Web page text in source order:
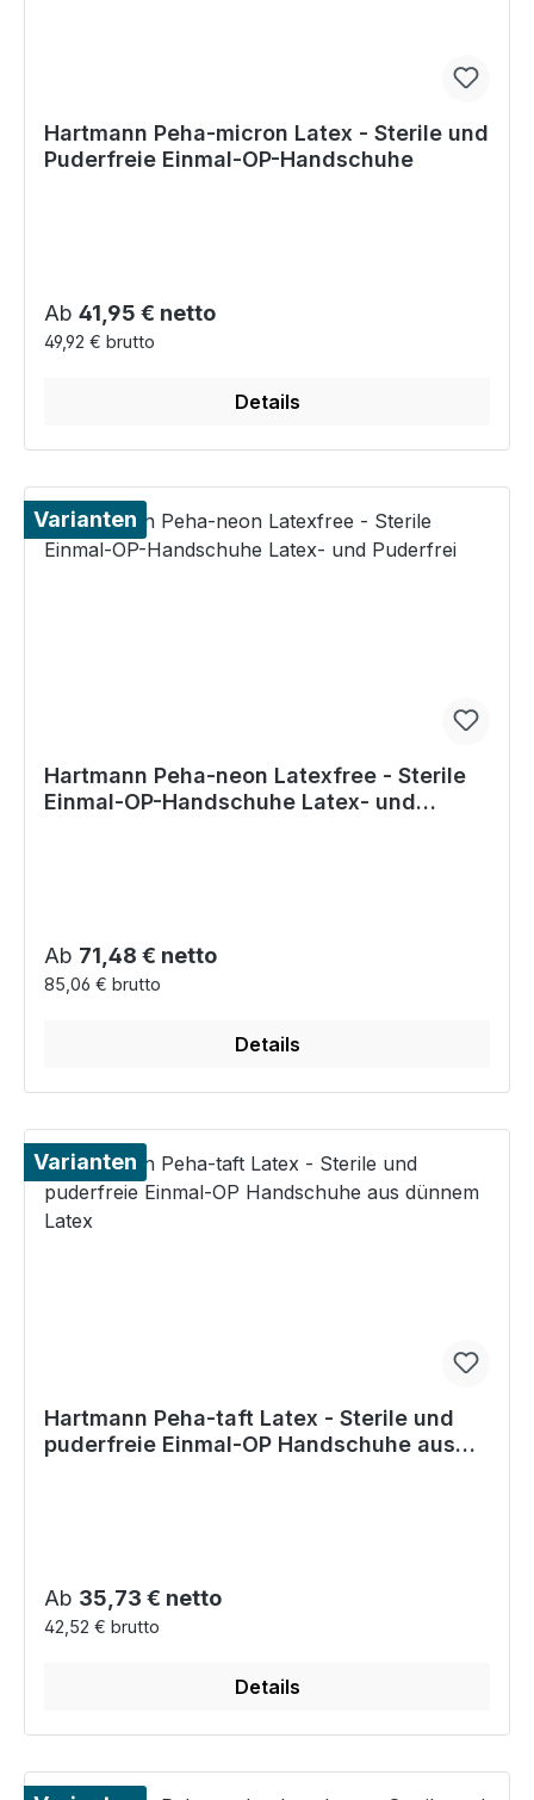
Hartmann Peha-micron Latex - Sterile und
Puderfreie Einmal-OP-Handschuhe
Regulärer Preis:
Ab 41,95 € netto
49,92 € brutto
Details
Varianten
Hartmann Peha-neon Latexfree - Sterile
Einmal-OP-Handschuhe Latex- und
Regulärer Preis:
Ab 71,48 € netto
85,06 € brutto
Details
Varianten
Hartmann Peha-taft Latex - Sterile und
puderfreie Einmal-OP Handschuhe aus
Regulärer Preis:
Ab 35,73 € netto
42,52 € brutto
Details